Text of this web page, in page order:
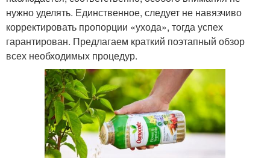
нужно уделять. Единственное, следует не навязчиво
корректировать пропорции «ухода», тогда успех
гарантирован. Предлагаем краткий поэтапный обзор
всех необходимых процедур.